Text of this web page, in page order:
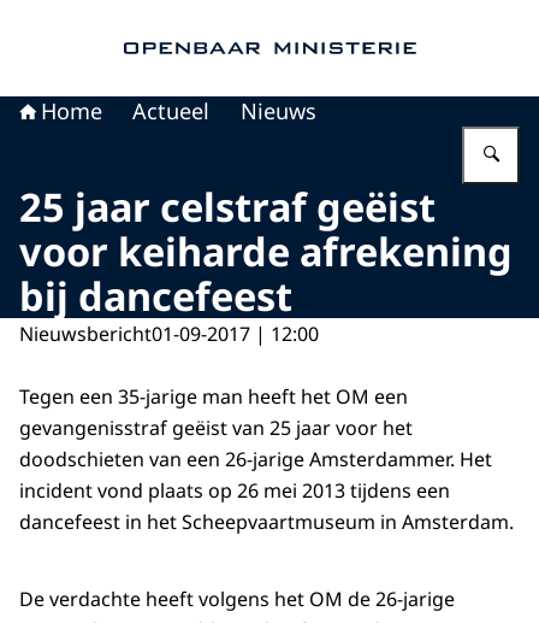
Home Actueel Nieuws
25 jaar celstraf geëist
voor keiharde afrekening
bij dancefeest
Nieuwsbericht01-09-2017 | 12:00
Tegen een 35-jarige man heeft het OM een
gevangenisstraf geëist van 25 jaar voor het
doodschieten van een 26-jarige Amsterdammer. Het
incident vond plaats op 26 mei 2013 tijdens een
dancefeest in het Scheepvaartmuseum in Amsterdam.
De verdachte heeft volgens het OM de 26-jarige